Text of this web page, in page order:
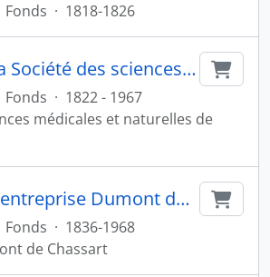
Fonds · 1818-1826
Archives de la Société des sciences médicales et naturelles de Bruxelles
Fonds · 1822 - 1967
médicales et naturelles de
Archives de l'entreprise Dumont de Chassart
Fonds · 1836-1968
de Chassart